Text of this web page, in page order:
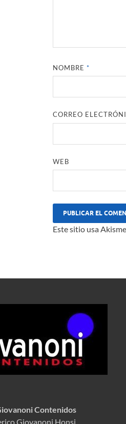
NOMBRE *
CORREO
WEB
Este sitio usa
Contenidos
Giovanoni Honsi